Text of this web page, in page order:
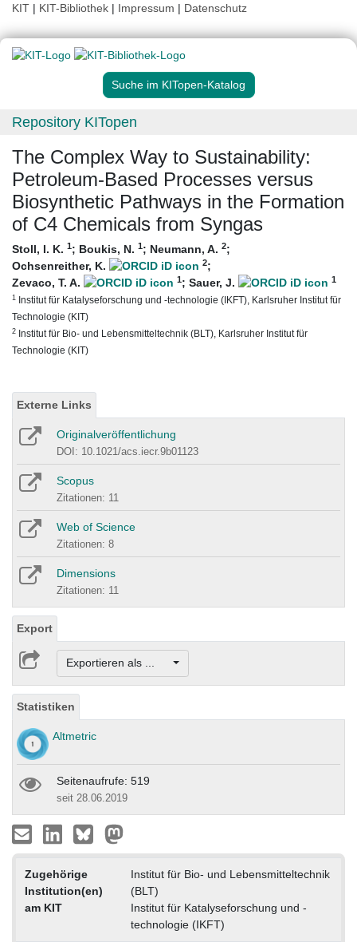
KIT | KIT-Bibliothek | Impressum | Datenschutz
Suche im KITopen-Katalog
Repository KITopen
The Complex Way to Sustainability:
Petroleum-Based Processes versus
Biosynthetic Pathways in the Formation
of C4 Chemicals from Syngas
Stoll, I. K. 1; Boukis, N. 1; Neumann, A. 2;
Ochsenreither, K.
2;
Zevaco, T. A.
1; Sauer, J. 1
1 Institut für Katalyseforschung und -technologie (IKFT), Karlsruher Institut für
Technologie (KIT)
2 Institut für Bio- und Lebensmitteltechnik (BLT), Karlsruher Institut für
Technologie (KIT)
Externe Links
Originalveröffentlichung
DOI: 10.1021/acs.iecr.9b01123
Scopus
Zitationen: 11
Web of Science
Zitationen: 8
Dimensions
Zitationen: 11
Export
Exportieren als ...
Statistiken
Altmetric
Seitenaufrufe: 519
seit 28.06.2019
Zugehörige
Institution(en)
am KIT
Institut für Bio- und Lebensmitteltechnik
(BLT)
Institut für Katalyseforschung und -
technologie (IKFT)